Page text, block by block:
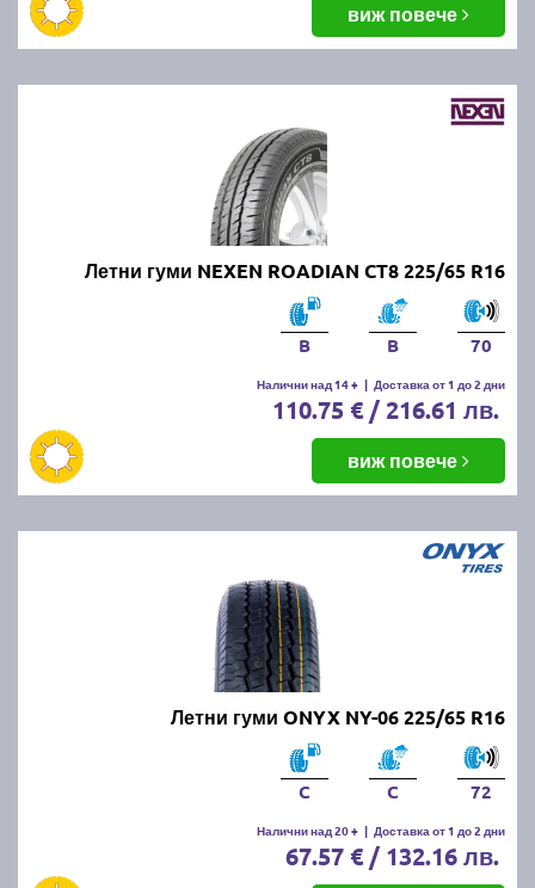
виж повече
Летни гуми NEXEN ROADIAN CT8 225/65 R16
B B 70
Налични над 14 + | Доставка от 1 до 2 дни
110.75 € / 216.61 лв.
виж повече
Летни гуми ONYX NY-06 225/65 R16
C C 72
Налични над 20 + | Доставка от 1 до 2 дни
67.57 € / 132.16 лв.